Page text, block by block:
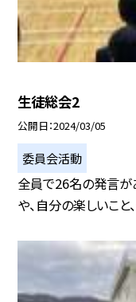
生徒総会2
公開日 2024/03/05
委員会活動
全員で26名の発言が
や、自分の楽しいこと